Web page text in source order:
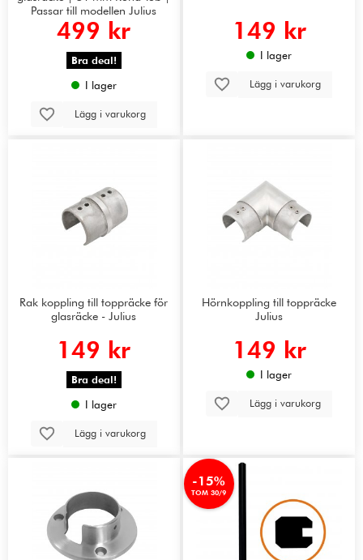
Passar till modellen Julius
499 kr
Bra deal!
I lager
Lägg i varukorg
149 kr
I lager
Lägg i varukorg
Rak koppling till toppräcke för
glasräcke - Julius
149 kr
Bra deal!
I lager
Lägg i varukorg
Hörnkoppling till toppräcke
Julius
149 kr
I lager
Lägg i varukorg
-15%
TOM 30/9